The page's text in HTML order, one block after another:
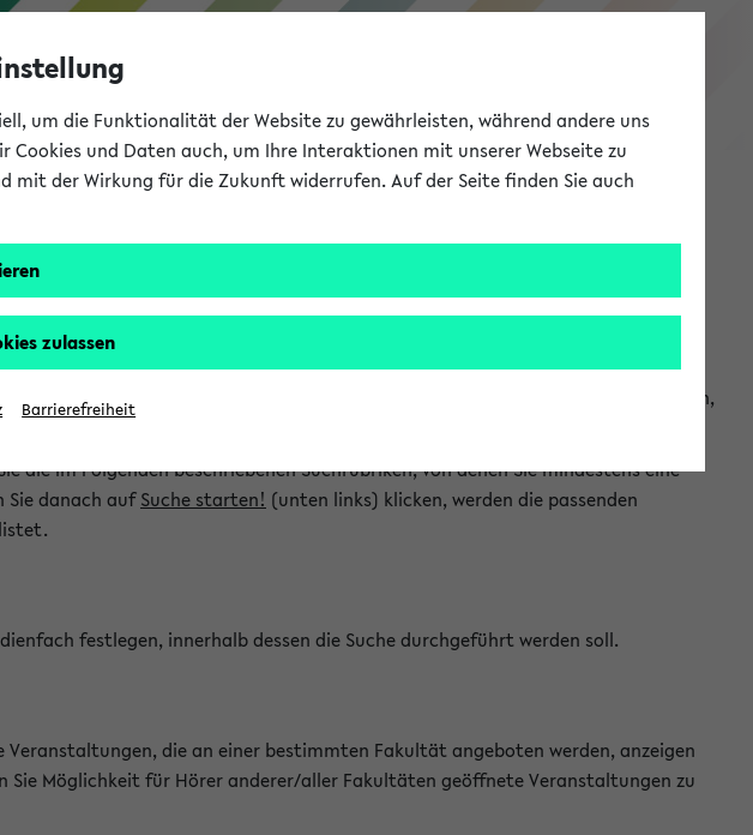
eKVV
diversen Kriterien durchsuchen und so gezielt die Veranstaltungen heraussuchen,
die im Folgenden beschriebenen Suchrubriken, von denen Sie mindestens eine
Sie danach aufSuche starten! (unten links) klicken, werden die passenden
festlegen, innerhalb dessen die Suche durchgeführt werden soll.
Veranstaltungen, die an einer bestimmten Fakultät angeboten werden, anzeigen
Sie Möglichkeit für Hörer anderer/aller Fakultäten geöffnete Veranstaltungen zu
um die Funktionalität der Website zu gewährleisten, während andere uns
Cookies und Daten auch, um Ihre Interaktionen mit unserer Webseite zu
mit der Wirkung für die Zukunft widerrufen. Auf der Seite finden Sie auch
zulassen
Barrierefreiheit